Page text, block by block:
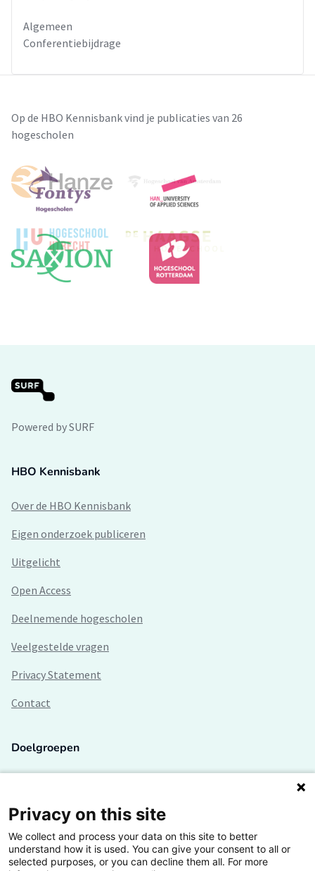
Algemeen
Conferentiebijdrage
Op de HBO Kennisbank vind je publicaties van 26
hogescholen
Powered by SURF
HBO Kennisbank
Over de HBO Kennisbank
Eigen onderzoek publiceren
Uitgelicht
Open Access
Deelnemende hogescholen
Veelgestelde vragen
Privacy Statement
Contact
Doelgroepen
Lectoren en onderzoekers
Bedrijven
Hogescholen
Privacy on this site
We collect and process your data on this site to better
understand how it is used. You can give your consent to all or
selected purposes, or you can decline them all. For more